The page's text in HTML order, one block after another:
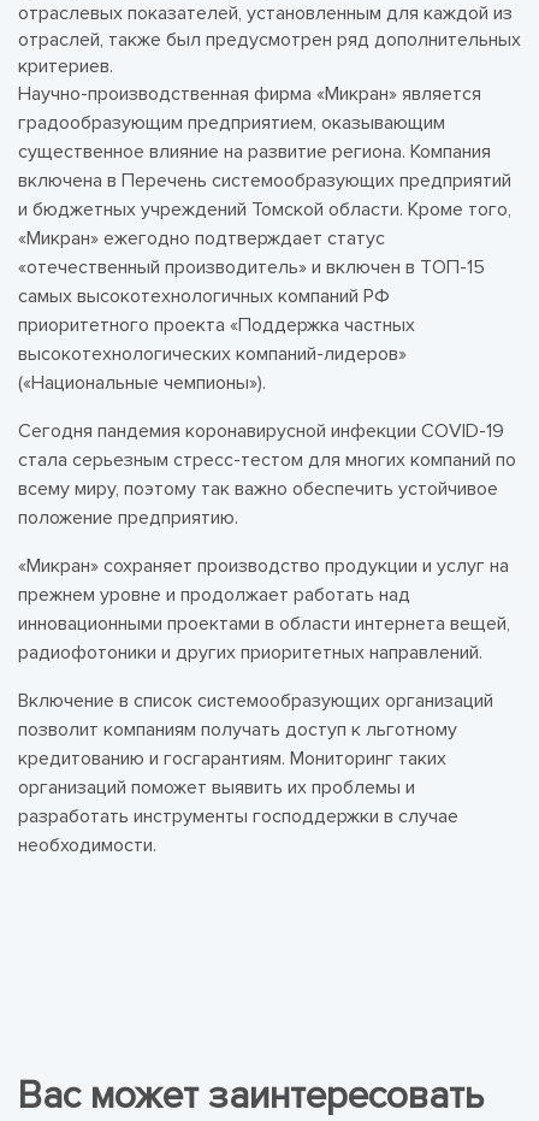
отраслевых показателей, установленным для каждой из
отраслей, также был предусмотрен ряд дополнительных
критериев.
Научно-производственная фирма «Микран» является
градообразующим предприятием, оказывающим
существенное влияние на развитие региона. Компания
включена в Перечень системообразующих предприятий
и бюджетных учреждений Томской области. Кроме того,
«Микран» ежегодно подтверждает статус
«отечественный производитель» и включен в ТОП-15
самых высокотехнологичных компаний РФ
приоритетного проекта «Поддержка частных
высокотехнологических компаний-лидеров»
(«Национальные чемпионы»).
Сегодня пандемия коронавирусной инфекции COVID-19
стала серьезным стресс-тестом для многих компаний по
всему миру, поэтому так важно обеспечить устойчивое
положение предприятию.
«Микран» сохраняет производство продукции и услуг на
прежнем уровне и продолжает работать над
инновационными проектами в области интернета вещей,
радиофотоники и других приоритетных направлений.
Включение в список системообразующих организаций
позволит компаниям получать доступ к льготному
кредитованию и госгарантиям. Мониторинг таких
организаций поможет выявить их проблемы и
разработать инструменты господдержки в случае
необходимости.
Вас может заинтересовать